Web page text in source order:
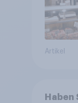
Artikel
Haben